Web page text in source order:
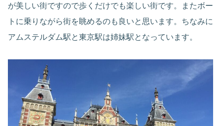
が美しい街ですので歩くだけでも楽しい街です。またボー
トに乗りながら街を眺めるのも良いと思います。ちなみに
アムステルダム駅と東京駅は姉妹駅となっています。